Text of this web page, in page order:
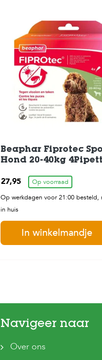
Beaphar Fiprotec
Hond 20-40kg
27,95
Op voorraad
Op werkdagen voor 21:00 besteld,
in huis
In winkelmandje
Navigeer naar
Over ons